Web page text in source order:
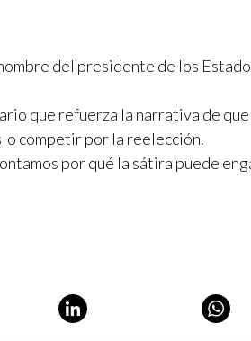
del presidente de los
que refuerza la narrativa de que
o competir por la reelección.
por qué la sátira puede